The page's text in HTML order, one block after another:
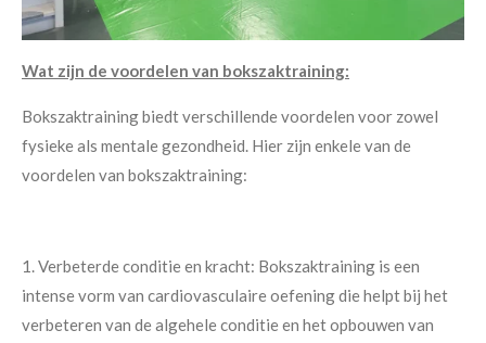
Wat zijn de voordelen van bokszaktraining:
Bokszaktraining biedt verschillende voordelen voor zowel
fysieke als mentale gezondheid. Hier zijn enkele van de
voordelen van bokszaktraining:
1. Verbeterde conditie en kracht: Bokszaktraining is een
intense vorm van cardiovasculaire oefening die helpt bij het
verbeteren van de algehele conditie en het opbouwen van